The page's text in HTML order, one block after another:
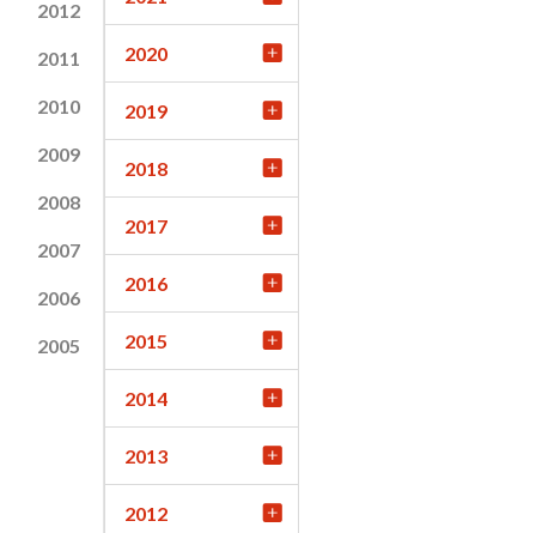
2012
2011
2010
2009
2008
2007
2006
2005
2020
2019
2018
2017
2016
2015
2014
2013
2012